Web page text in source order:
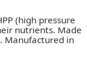
(high pressure
nutrients. Made
Manufactured in